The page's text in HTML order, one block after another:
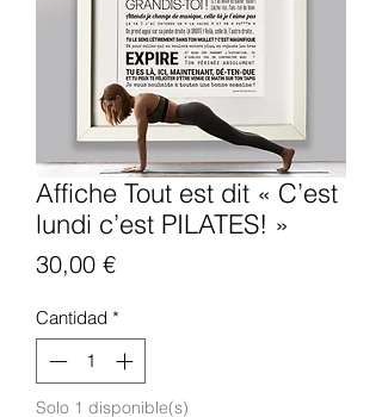
Affiche Tout est dit « C’est
lundi c’est PILATES! »
30,00 €Precio
Cantidad *
Solo 1 disponible(s)